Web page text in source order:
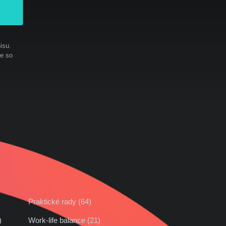
so
Praktické rady (64)
Work-life balance (21)